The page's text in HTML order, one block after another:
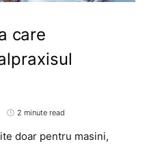
care
2 minute read
doar pentru masini,